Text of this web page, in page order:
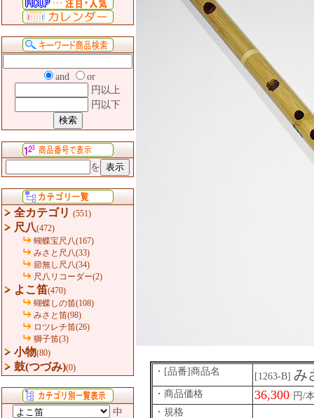
and
or
円以上
円以下
を
全カテゴリ (551)
尺八(472)
蝴蝶宝尺八(167)
みさと尺八(33)
節無し尺八(34)
尺八リコーダー(2)
よこ笛(470)
蝴蝶しの笛(108)
みさと笛(98)
ロツレチ笛(26)
獅子笛(3)
小物(80)
鼓(つづみ)(0)
中
・[品番]商品名 [1263-B] み
・商品価格 36,300 円/
・規格